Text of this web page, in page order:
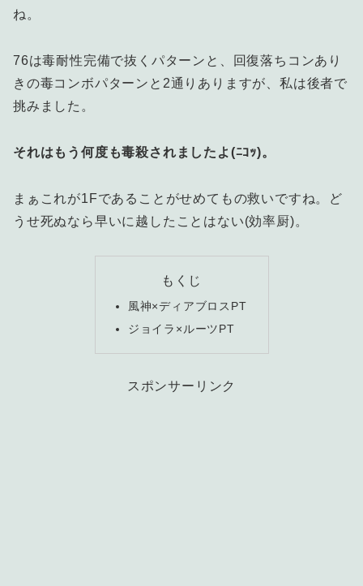
ね。
76は毒耐性完備で抜くパターンと、回復落ちコンあり
きの毒コンボパターンと2通りありますが、私は後者で
挑みました。
それはもう何度も毒殺されましたよ(ﾆｺｯ)。
まぁこれが1Fであることがせめてもの救いですね。ど
うせ死ぬなら早いに越したことはない(効率厨)。
もくじ
風神×ディアブロスPT
ジョイラ×ルーツPT
スポンサーリンク